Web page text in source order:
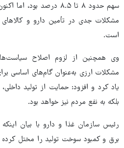
مشکلات جدی در تأمین دارو و
است.
وی همچنین از لزوم اصلاح
مشکلات ارزی به‌عنوان گام‌های اساسی
یاد کرد و افزود: حمایت از تولید
بلکه به نفع مردم نیز خواهد بود.
رئیس سازمان غذا و دارو با بیان
برق و کمبود سوخت تولید را مختل